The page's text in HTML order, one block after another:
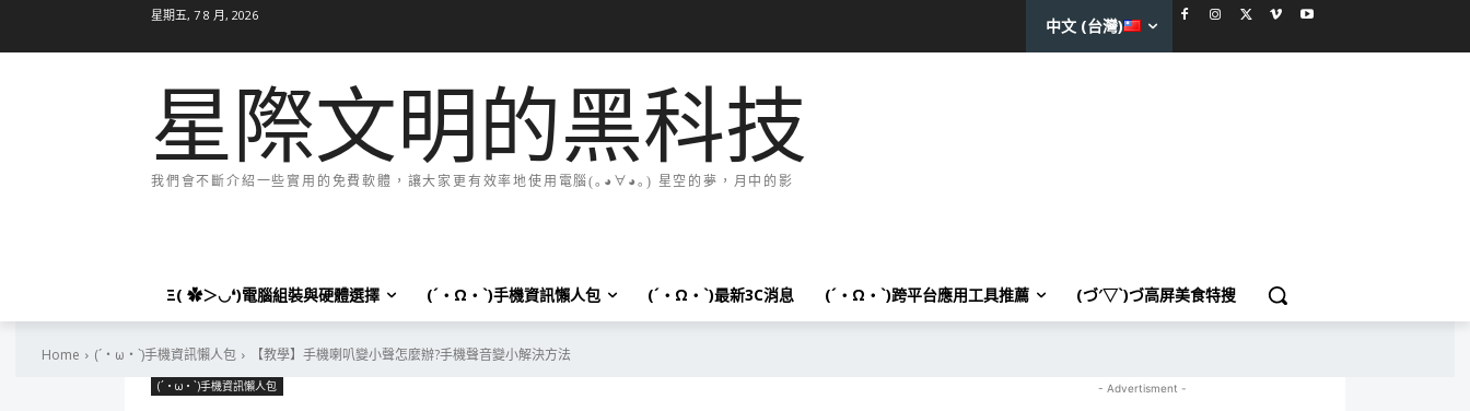
星期五, 7 8 月, 2026
中文 (台灣)
星際文明的黑科技
我們會不斷介紹一些實用的免費軟體，讓大家更有效率地使用電腦(｡◕∀◕｡) 星空的夢，月中的影
Ξ( ✿＞◡❛)電腦組裝與硬體選擇 (´・Ω・`)手機資訊懶人包 (´・Ω・`)最新3C消息 (´・Ω・`)跨平台應用工具推薦 (づ′▽`)づ高屏美食特搜
Home (´・ω・`)手機資訊懶人包 【教學】手機喇叭變小聲怎麼辦?手機聲音變小解決方法
(´・ω・`)手機資訊懶人包 - Advertisment -